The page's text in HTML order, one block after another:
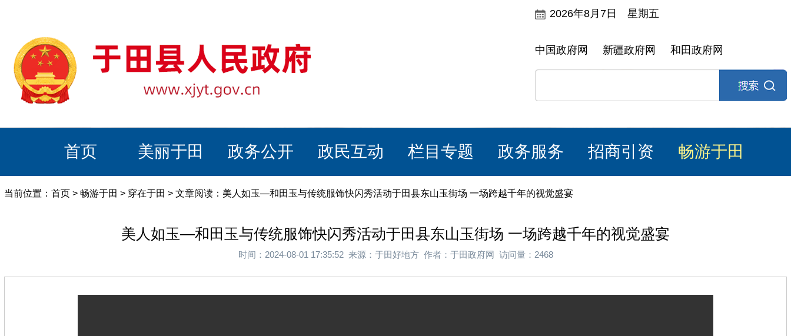
2026年8月7日 星期五
中国政府网 新疆政府网 和田政府网
首页 美丽于田 政务公开 政民互动 栏目专题 政务服务 招商引资 畅游于田
当前位置： 首页 > 畅游于田 > 穿在于田 > 文章阅读：美人如玉—和田玉与传统服饰快闪秀活动于田县东山玉街场 一场跨越千年的视觉盛宴
美人如玉—和田玉与传统服饰快闪秀活动于田县东山玉街场 一场跨越千年的视觉盛宴
时间：2024-08-01 17:35:52 来源：于田好地方 作者：于田政府网 访问量：2468